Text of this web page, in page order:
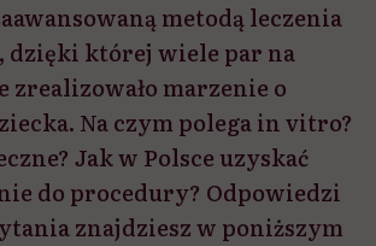
metodą leczenia
dzięki której wiele par na
zrealizowało marzenie o
Na czym polega in vitro?
Jak w Polsce uzyskać
do procedury? Odpowiedzi
znajdziesz w poniższym